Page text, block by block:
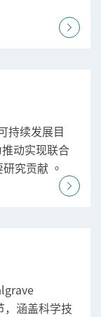
持续发展目
动实现联合
究贡献 。
涵盖科学技